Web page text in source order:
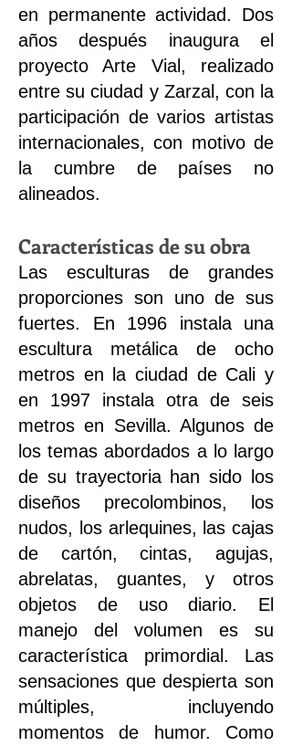
en permanente actividad. Dos
años después inaugura el
proyecto Arte Vial, realizado
entre su ciudad y Zarzal, con la
participación de varios artistas
internacionales, con motivo de
la cumbre de países no
alineados.
Características de su obra
Las esculturas de grandes
proporciones son uno de sus
fuertes. En 1996 instala una
escultura metálica de ocho
metros en la ciudad de Cali y
en 1997 instala otra de seis
metros en Sevilla. Algunos de
los temas abordados a lo largo
de su trayectoria han sido los
diseños precolombinos, los
nudos, los arlequines, las cajas
de cartón, cintas, agujas,
abrelatas, guantes, y otros
objetos de uso diario. El
manejo del volumen es su
característica primordial. Las
sensaciones que despierta son
múltiples, incluyendo
momentos de humor. Como